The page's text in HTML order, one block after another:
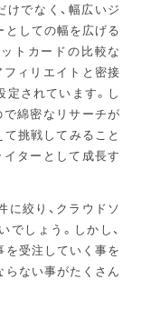
でなく、幅広いジ
しての幅を広げる
トカードの比較な
フィリエイトと密接
されています。し
綿密なリサーチが
挑戦してみること
ターとして成長す
絞り、クラウドソ
しょう。しかし、
受注していく事を
ない事がたくさん